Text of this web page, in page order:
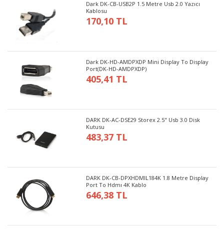
Dark DK-CB-USB2P 1.5 Metre Usb 2.0 Yazıcı
Kablosu
170,10 TL
Dark DK-HD-AMDPXDP Mini Display To Display
Port(DK-HD-AMDPXDP)
405,41 TL
DARK DK-AC-DSE29 Storex 2.5" Usb 3.0 Disk
Kutusu
483,37 TL
DARK DK-CB-DPXHDMIL184K 1.8 Metre Display
Port To Hdmı 4K Kablo
646,38 TL